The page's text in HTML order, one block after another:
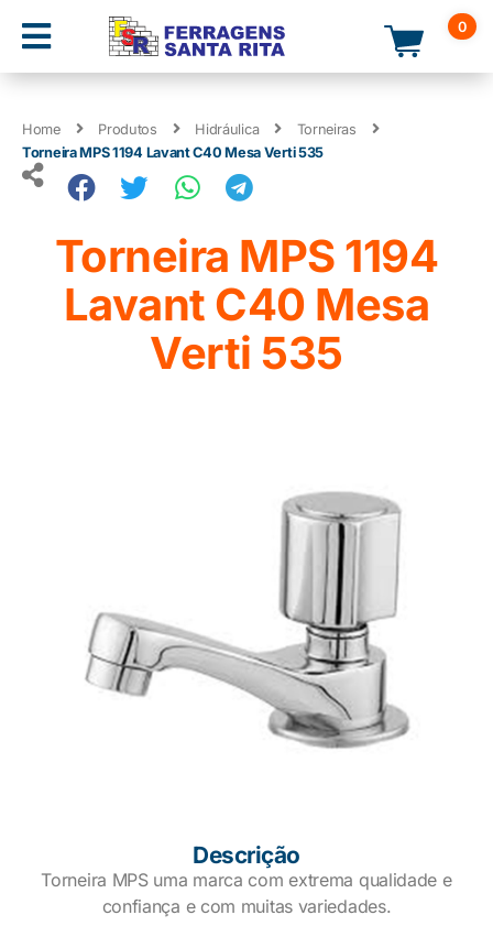
0
Home Produtos Hidráulica
Torneiras
Torneira MPS 1194 Lavant C40 Mesa Verti 535
Torneira MPS 1194
Lavant C40 Mesa
Verti 535
Descrição
Torneira MPS uma marca com extrema qualidade e
confiança e com muitas variedades.